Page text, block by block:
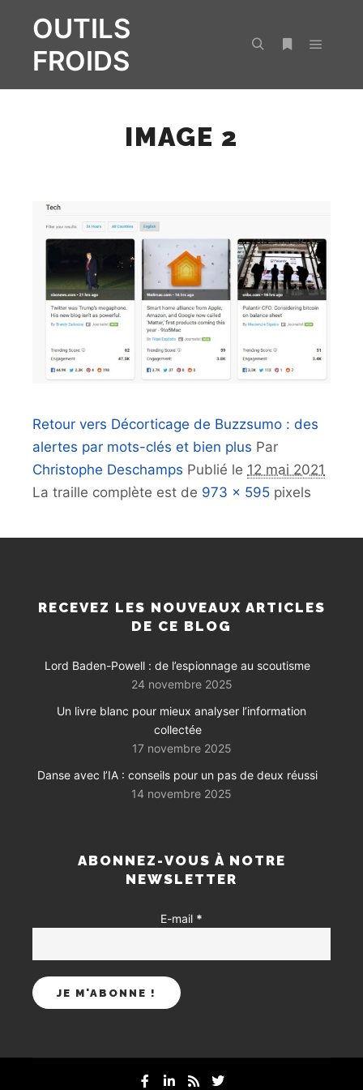
OUTILS
FROIDS
IMAGE 2
Retour vers Décorticage de Buzzsumo : des
alertes par mots-clés et bien plus Par
Christophe Deschamps Publié le 12 mai 2021
La traille complète est de 973 × 595 pixels
RECEVEZ LES NOUVEAUX ARTICLES
DE CE BLOG
Lord Baden-Powell : de l’espionnage au scoutisme
24 novembre 2025
Un livre blanc pour mieux analyser l’information
collectée
17 novembre 2025
Danse avec l’IA : conseils pour un pas de deux réussi
14 novembre 2025
ABONNEZ-VOUS À NOTRE
NEWSLETTER
E-mail *